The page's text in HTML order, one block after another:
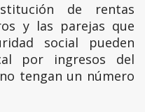
de rentas
y las parejas que
social pueden
por ingresos del
tengan un número